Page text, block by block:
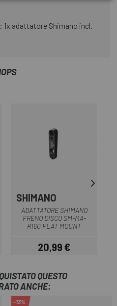
adattatore Shimano incl.
SHIMANO
ADATTATORE SHIMANO
FRENO DISCO SM-MA-
R160 FLAT MOUNT
Prezzo
20,99 €
QUESTO
ANCHE:
-13%